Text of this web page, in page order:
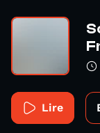
Lire